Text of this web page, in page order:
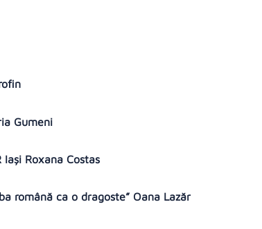
Gumeni
Iași Roxana Costas
română ca o dragoste” Oana Lazăr